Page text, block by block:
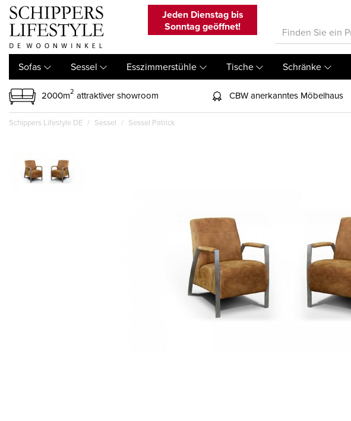
Jeden Dienstag bis
Sonntag geöffnet!
Sofas Sessel Esszimmerstühle Tische Schränke
2000m2 attraktiver showroom CBW anerkanntes Möbelhaus
Schippers Lifestyle DE Sessel Sessel Patrick